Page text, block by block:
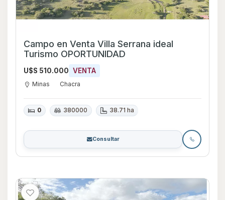
Campo en Venta Villa Serrana ideal
Turismo OPORTUNIDAD
U$S 510.000 VENTA
Minas Chacra
0 380000 38.71 ha
Consultar